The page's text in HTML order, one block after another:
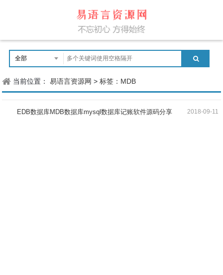
当前位置：易语言资源网 >标签：MDB
EDB数据库MDB数据库mysql数据库记账软件源码分享 2018-09-11